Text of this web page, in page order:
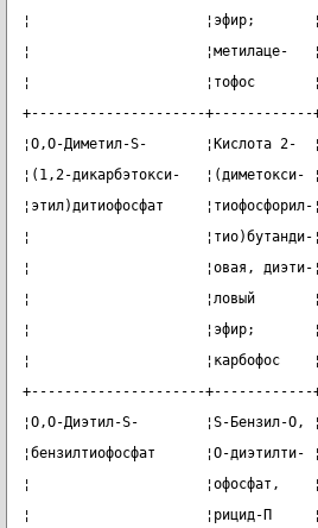
¦                     ¦эфир;
¦
¦                     ¦тофос
+---------------------+------------
¦О,О-Диметил-S-       ¦Кислота
¦(1,2-дикарбэтокси-
¦этил)дитиофосфат
¦
¦                     ¦овая,
¦                     ¦ловый
¦                     ¦эфир;
¦                     ¦карбофос
+---------------------+------------
¦О,О-Диэтил-S-        ¦S-
¦бензилтиофосфат      ¦О-
¦                     ¦офосфат,
¦                     ¦рицид-П